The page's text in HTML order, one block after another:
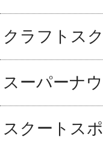
クラフトス
スーパーナ
スクートス